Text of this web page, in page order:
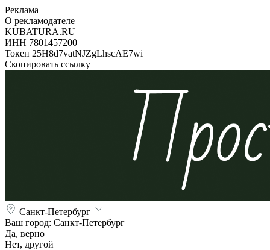
Реклама
О рекламодателе
KUBATURA.RU
ИНН 7801457200
Токен 25H8d7vatNJZgLhscAE7wi
Скопировать ссылку
Санкт-Петербург
Ваш город: Санкт-Петербург
Да, верно
Нет, другой